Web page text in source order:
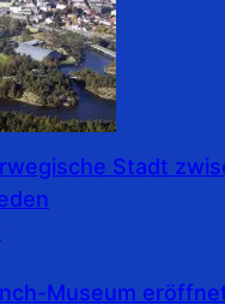
Stadt
Museum